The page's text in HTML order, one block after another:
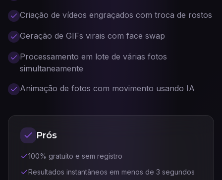
Criação de vídeos engraçados com troca de rostos
Geração de GIFs virais com face swap
Processamento em lote de várias fotos
simultaneamente
Animação de fotos com movimento usando IA
Prós
100% gratuito e sem registro
Resultados instantâneos em menos de 3 segundos